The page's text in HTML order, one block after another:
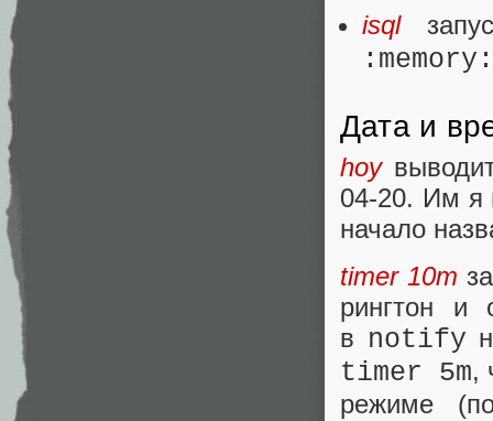
isql
:memory:
Дата и
hoy
04-20. Им я
начало
timer 10m
рингтон и
в notify
timer 5m,
режиме